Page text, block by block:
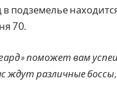
подземелье
70.
поможет вам
ждут различные